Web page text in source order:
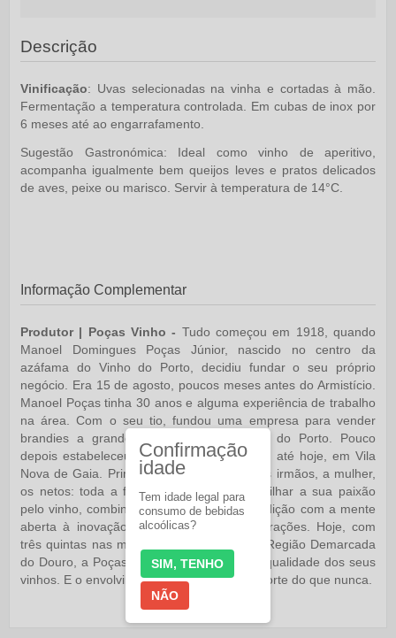
Descrição
Vinificação: Uvas selecionadas na vinha e cortadas à mão.
Fermentação a temperatura controlada. Em cubas de inox por
6 meses até ao engarrafamento.
Sugestão Gastronómica: Ideal como vinho de aperitivo,
acompanha igualmente bem queijos leves e pratos delicados
de aves, peixe ou marisco. Servir à temperatura de 14°C.
Informação Complementar
Produtor | Poças Vinho - Tudo começou em 1918, quando
Manoel Domingues Poças Júnior, nascido no centro da
azáfama do Vinho do Porto, decidiu fundar o seu próprio
negócio. Era 15 de agosto, poucos meses antes do Armistício.
Manoel Poças tinha 30 anos e alguma experiência de trabalho
na área. Com o seu tio, fundou uma empresa para vender
brandies a grandes produtores de Vinho do Porto. Pouco
depois estabeleceu a sede que se mantém até hoje, em Vila
Nova de Gaia. Primeiro o seu tio, depois os irmãos, a mulher,
os netos: toda a família Poças veio a partilhar a sua paixão
pelo vinho, combinando o respeito pela tradição com a mente
aberta à inovação trazida pelas novas gerações. Hoje, com
três quintas nas melhores localizações da Região Demarcada
do Douro, a Poças tem o controlo total da qualidade dos seus
vinhos. E o envolvimento da família é mais forte do que nunca.
Confirmação
idade
Tem idade legal para
consumo de bebidas
alcoólicas?
SIM, TENHO
NÃO